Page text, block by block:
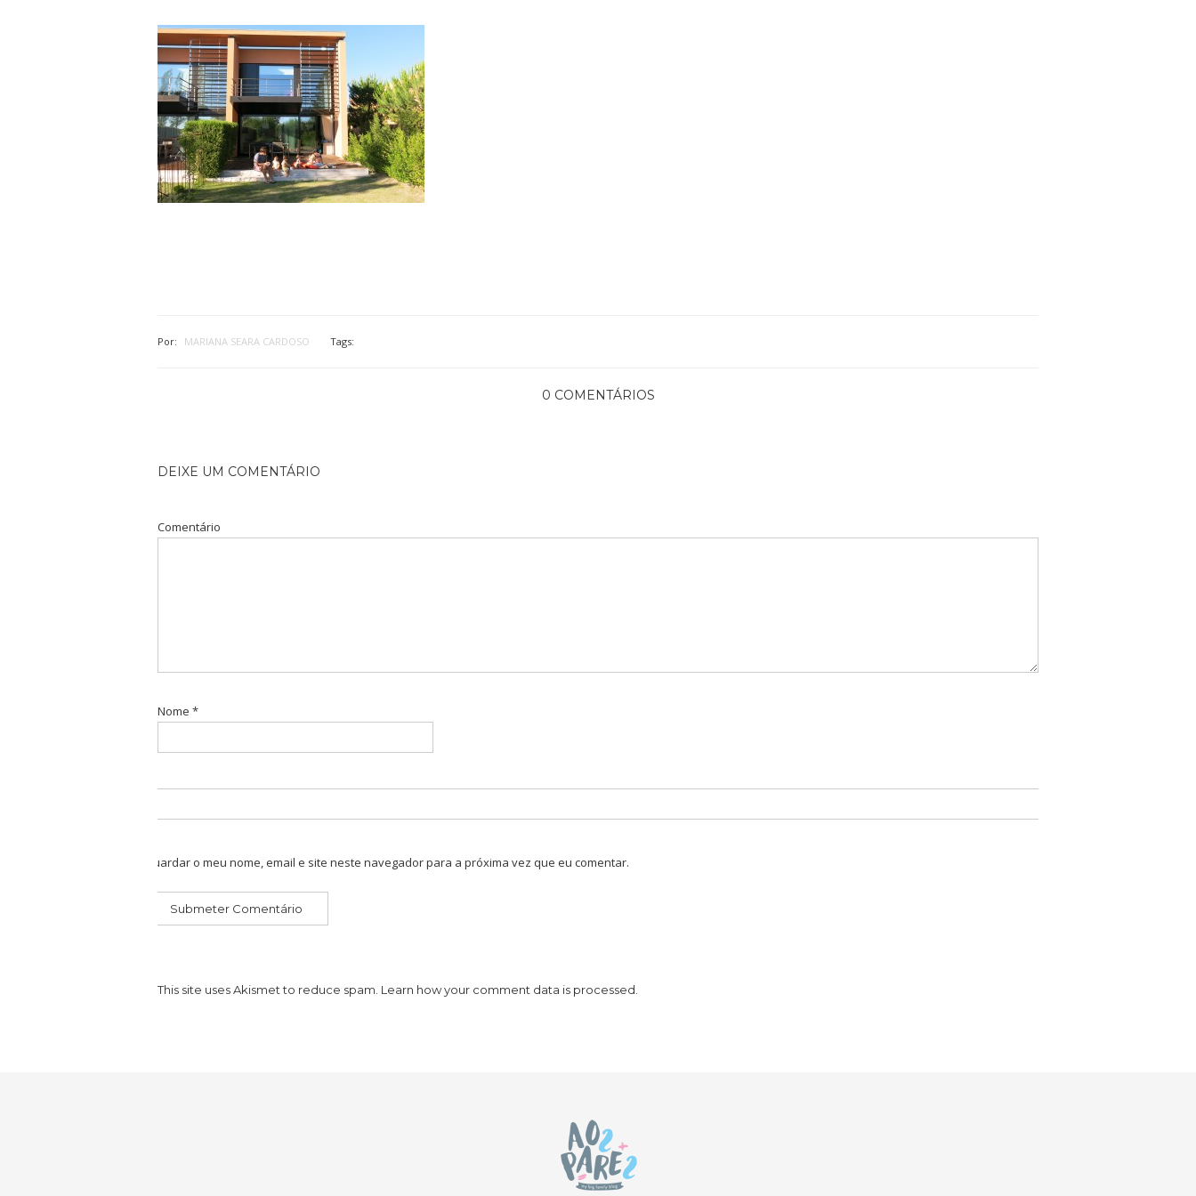
Por: MARIANA SEARA CARDOSO Tags:
0 COMENTÁRIOS
DEIXE UM COMENTÁRIO
Comentário
Nome *
Guardar o meu nome, email e site neste navegador para a próxima vez que eu comentar.
This site uses Akismet to reduce spam. Learn how your comment data is processed.